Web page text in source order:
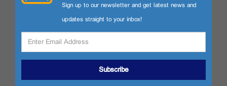
Sign up to our newsletter and get latest news and
updates straight to your inbox!
Subscribe